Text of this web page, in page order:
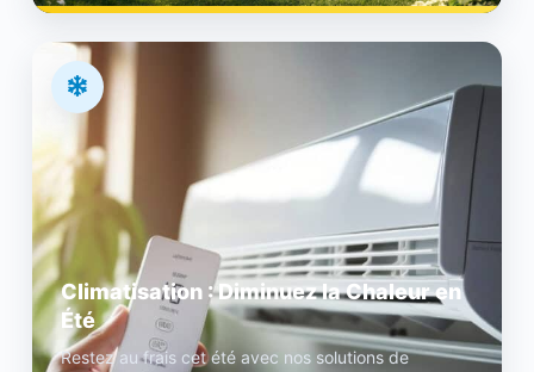
Climatisation : Diminuez la Chaleur en
Été
Restez au frais cet été avec nos solutions de